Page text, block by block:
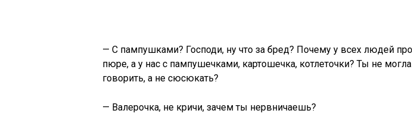
— С пампушками? Господи, ну что за бред? Почему у всех людей
пюре, а у нас с пампушечками, картошечка, котлеточки? Ты не
говорить, а не сюсюкать?
— Валерочка, не кричи, зачем ты нервничаешь?